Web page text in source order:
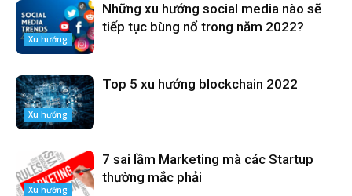
Xu hướng
Những xu hướng social media nào sẽ
tiếp tục bùng nổ trong năm 2022?
Xu hướng
Top 5 xu hướng blockchain 2022
Xu hướng
7 sai lầm Marketing mà các Startup
thường mắc phải